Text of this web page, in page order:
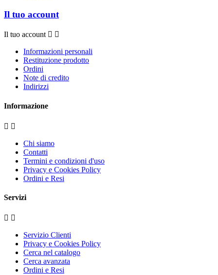
Il tuo account
Il tuo account  
Informazioni personali
Restituzione prodotto
Ordini
Note di credito
Indirizzi
Informazione
 
Chi siamo
Contatti
Termini e condizioni d'uso
Privacy e Cookies Policy
Ordini e Resi
Servizi
 
Servizio Clienti
Privacy e Cookies Policy
Cerca nel catalogo
Cerca avanzata
Ordini e Resi